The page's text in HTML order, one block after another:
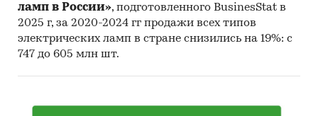
ламп в России», подготовленного BusinesStat в
2025 г, за 2020-2024 гг продажи всех типов
электрических ламп в стране снизились на 19%: с
747 до 605 млн шт.